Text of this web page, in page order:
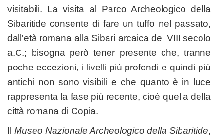
visitabili. La visita al Parco Archeologico della
Sibaritide consente di fare un tuffo nel passato,
dall'età romana alla Sibari arcaica del VIII secolo
a.C.; bisogna però tener presente che, tranne
poche eccezioni, i livelli più profondi e quindi più
antichi non sono visibili e che quanto è in luce
rappresenta la fase più recente, cioè quella della
città romana di Copia.
Il Museo Nazionale Archeologico della Sibaritide,